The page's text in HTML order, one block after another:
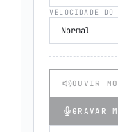
VELOCIDADE DO
OUVIR
GRAVAR